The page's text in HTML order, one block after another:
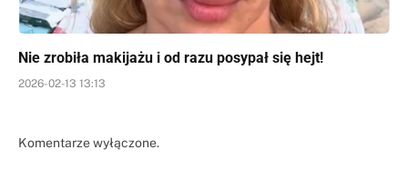
Nie zrobiła makijażu i od razu posypał się hejt!
2026-02-13 13:13
Komentarze wyłączone.